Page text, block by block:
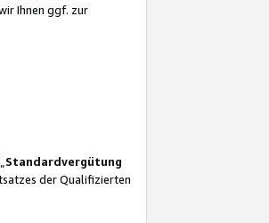
Ihnen ggf. zur
Standardvergütung
der Qualifizierten